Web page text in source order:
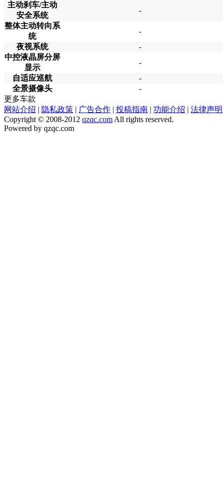
主动刹车/主动
安全系统
-
整体主动转向系
统
-
夜视系统
-
中控液晶屏分屏
显示
-
自适应巡航
-
全景摄像头
-
更多车款
网站介绍
隐私政策 广告合作 投稿指南 功能介绍 法律声明
Copyright © 2008-2012 qzqc.comAll rights reserved.
Powered by qzqc.com